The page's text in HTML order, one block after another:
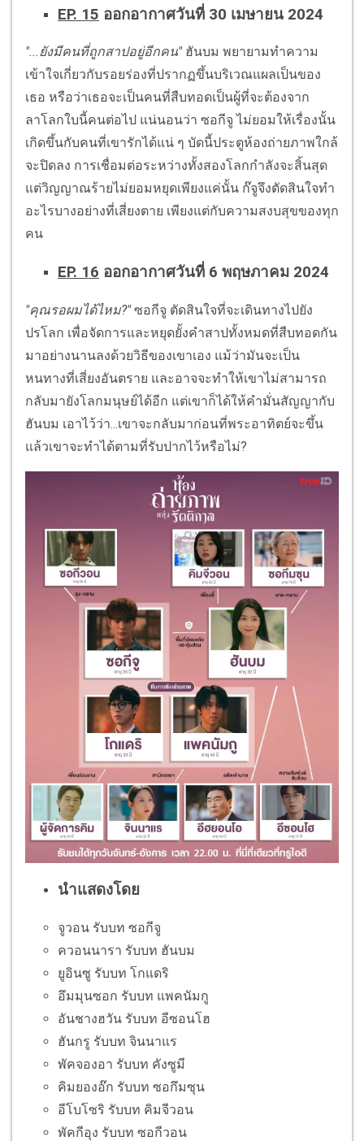
EP. 15 ออกอากาศวันที่ 30 เมษายน 2024
"...ยังมีคนที่ถูกสาปอยู่อีกคน"ฮันบม พยายามทำความ
เข้าใจเกี่ยวกับรอยร่องที่ปรากฏขึ้นบริเวณแผลเป็นของ
เธอ หรือว่าเธอจะเป็นคนที่สืบทอดเป็นผู้ที่จะต้องจาก
ลาโลกใบนี้คนต่อไป แน่นอนว่า ซอกีจู ไม่ยอมให้เรื่องนั้น
เกิดขึ้นกับคนที่เขารักได้แน่ ๆ บัดนี้ประตูห้องถ่ายภาพใกล้
จะปิดลง การเชื่อมต่อระหว่างทั้งสองโลกกำลังจะสิ้นสุด
แต่วิญญาณร้ายไม่ยอมหยุดเพียงแค่นั้น ก๊จูจึงตัดสินใจทำ
อะไรบางอย่างที่เสี่ยงตาย เพียงแต่กับความสงบสุขของทุก
คน
EP. 16 ออกอากาศวันที่ 6 พฤษภาคม 2024
"คุณรอผมได้ไหม?"ซอกีจู ตัดสินใจที่จะเดินทางไปยัง
ปรโลก เพื่อจัดการและหยุดยั้งคำสาปทั้งหมดที่สืบทอดกัน
มาอย่างนานลงด้วยวิธีของเขาเอง แม้ว่ามันจะเป็น
หนทางที่เสี่ยงอันตราย และอาจจะทำให้เขาไม่สามารถ
กลับมายังโลกมนุษย์ได้อีก แต่เขาก็ได้ให้คำมั่นสัญญากับ
ฮันบม เอาไว้ว่า...เขาจะกลับมาก่อนที่พระอาทิตย์จะขึ้น
แล้วเขาจะทำได้ตามที่รับปากไว้หรือไม่?
นำแสดงโดย
จูวอน รับบท ซอกีจู
ควอนนารา รับบท ฮันบม
ยูอินซู รับบท โกแดริ
อึมมุนซอก รับบท แพคนัมกู
อันชางฮวัน รับบท อีซอนโฮ
ฮันกรู รับบท จินนาแร
พัคจองอา รับบท คังซูมี
คิมยองอ๊ก รับบท ซอกึมซุน
อีโบโซริ รับบท คิมจีวอน
พัคกีอุง รับบท ซอกีวอน